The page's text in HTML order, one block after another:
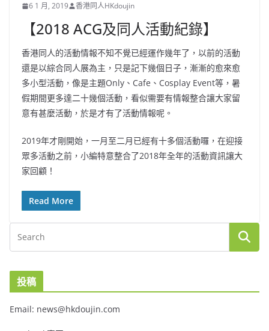
6 1 月, 2019 香港同人HKdoujin
【2018 ACG及同人活動紀錄】
香港同人的活動情報不知不覺已經運作幾年了，以前的活動
還是以綜合同人展為主，只是記下幾個日子，漸漸的愈來愈
多小型活動，像是主題Only、Cafe、Cosplay Event等，暑
假期間更多達二十幾個活動，看似需要有情報整合讓大家留
意有甚麼活動，於是才有了活動情報呢。
2019年才剛開始，一月至二月已經有十多個活動囉，在迎接
眾多活動之前，小編特意整合了2018年全年的活動資訊讓大
家回顧！
Read More
投稿
Email: news@hkdoujin.com